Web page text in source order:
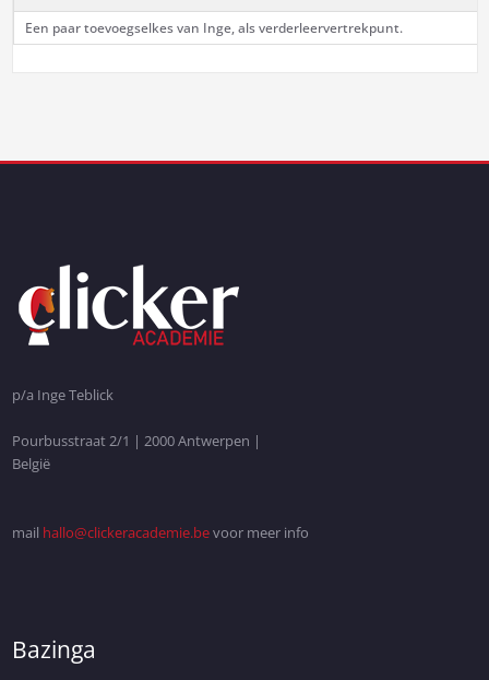
Een paar toevoegselkes van Inge, als verderleervertrekpunt.
p/a Inge Teblick
Pourbusstraat 2/1 | 2000 Antwerpen |
België
mail hallo@clickeracademie.bevoor meer info
Bazinga